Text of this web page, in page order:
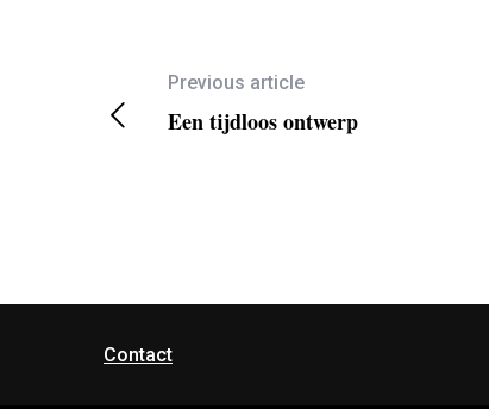
Previous article
Een tijdloos ontwerp
Contact